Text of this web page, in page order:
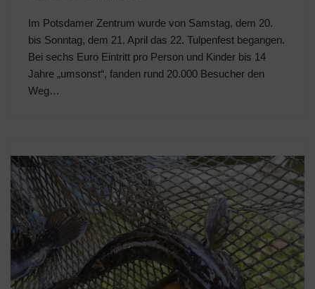
Im Potsdamer Zentrum wurde von Samstag, dem 20.
bis Sonntag, dem 21. April das 22. Tulpenfest begangen.
Bei sechs Euro Eintritt pro Person und Kinder bis 14
Jahre „umsonst“, fanden rund 20.000 Besucher den
Weg…